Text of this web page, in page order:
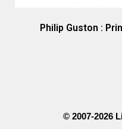
Philip Guston :
© 2007-2026